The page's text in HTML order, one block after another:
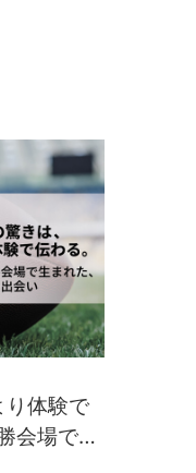
り体験で
会場で生